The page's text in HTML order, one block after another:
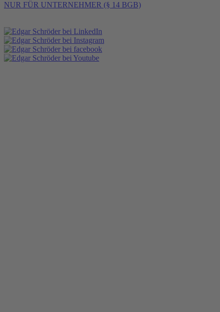
NUR FÜR UNTERNEHMER (§ 14 BGB)